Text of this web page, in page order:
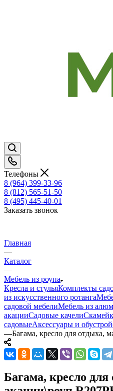
Телефоны
8 (964) 399-33-96
8 (812) 565-51-50
8 (495) 445-40-01
Заказать звонок
Главная
—
Каталог
—
Мебель из роупа
Кресла и стульяКомплекты
из искусственного ротанга
садовой мебелиМебель из
акацииСадовые качели
садовыеАксессуары и
—Багама, кресло для отдыха,
Багама, кресло